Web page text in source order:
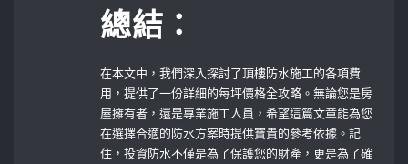
總結：
在本文中，我們深入探討了頂樓防水施工的各項費
用，提供了一份詳細的每坪價格全攻略。無論您是房
屋擁有者，還是專業施工人員，希望這篇文章能為您
在選擇合適的防水方案時提供寶貴的參考依據。記
住，投資防水不僅是為了保護您的財產，更是為了確